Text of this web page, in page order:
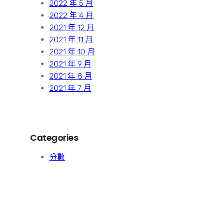
2022 年 5 月
2022 年 4 月
2021 年 12 月
2021 年 11 月
2021 年 10 月
2021 年 9 月
2021 年 8 月
2021 年 7 月
Categories
分數